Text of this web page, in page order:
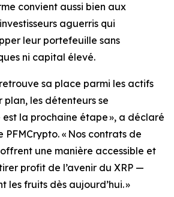
convient aussi bien aux
aguerris qui
leur portefeuille sans
ni capital élevé.
retrouve sa place parmi les actifs
les détenteurs se
la prochaine étape », a déclaré
PFMCrypto. « Nos contrats de
une manière accessible et
profit de l’avenir du XRP —
les fruits dès aujourd’hui. »